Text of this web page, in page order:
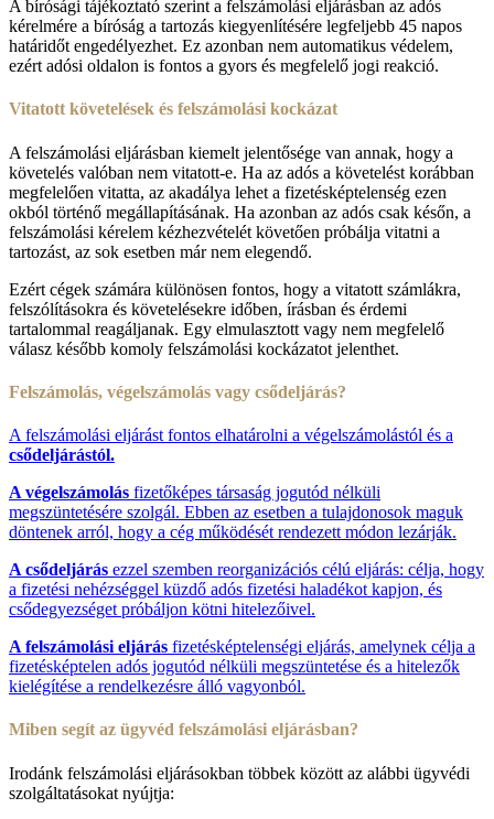
A bírósági tájékoztató szerint a felszámolási eljárásban az adós
kérelmére a bíróság a tartozás kiegyenlítésére legfeljebb 45 napos
határidőt engedélyezhet. Ez azonban nem automatikus védelem,
ezért adósi oldalon is fontos a gyors és megfelelő jogi reakció.
Vitatott követelések és felszámolási kockázat
A felszámolási eljárásban kiemelt jelentősége van annak, hogy a
követelés valóban nem vitatott-e. Ha az adós a követelést korábban
megfelelően vitatta, az akadálya lehet a fizetésképtelenség ezen
okból történő megállapításának. Ha azonban az adós csak későn, a
felszámolási kérelem kézhezvételét követően próbálja vitatni a
tartozást, az sok esetben már nem elegendő.
Ezért cégek számára különösen fontos, hogy a vitatott számlákra,
felszólításokra és követelésekre időben, írásban és érdemi
tartalommal reagáljanak. Egy elmulasztott vagy nem megfelelő
válasz később komoly felszámolási kockázatot jelenthet.
Felszámolás, végelszámolás vagy csődeljárás?
A felszámolási eljárást fontos elhatárolni a végelszámolástól és a
csődeljárástól.
A végelszámolás fizetőképes társaság jogutód nélküli
megszüntetésére szolgál. Ebben az esetben a tulajdonosok maguk
döntenek arról, hogy a cég működését rendezett módon lezárják.
A csődeljárás ezzel szemben reorganizációs célú eljárás: célja, hogy
a fizetési nehézséggel küzdő adós fizetési haladékot kapjon, és
csődegyezséget próbáljon kötni hitelezőivel.
A felszámolási eljárás fizetésképtelenségi eljárás, amelynek célja a
fizetésképtelen adós jogutód nélküli megszüntetése és a hitelezők
kielégítése a rendelkezésre álló vagyonból.
Miben segít az ügyvéd felszámolási eljárásban?
Irodánk felszámolási eljárásokban többek között az alábbi ügyvédi
szolgáltatásokat nyújtja: